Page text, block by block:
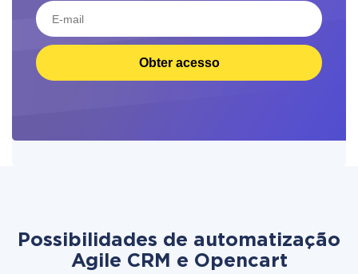
Obter acesso
Possibilidades de automatização
Agile CRM e Opencart